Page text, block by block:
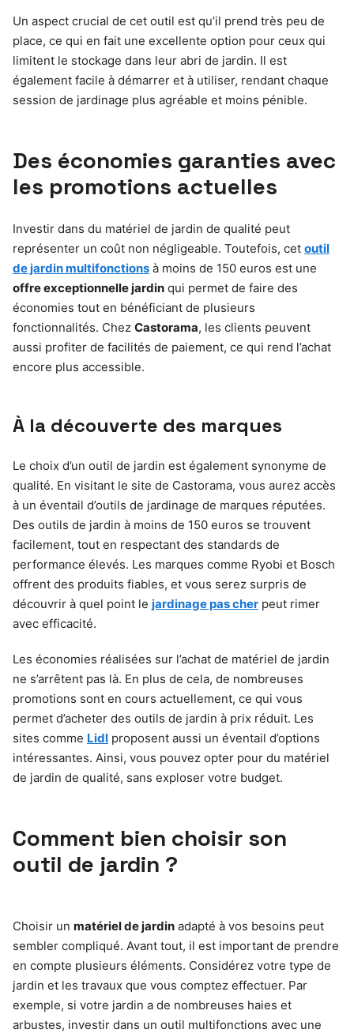
Un aspect crucial de cet outil est qu’il prend très peu de
place, ce qui en fait une excellente option pour ceux qui
limitent le stockage dans leur abri de jardin. Il est
également facile à démarrer et à utiliser, rendant chaque
session de jardinage plus agréable et moins pénible.
Des économies garanties avec
les promotions actuelles
Investir dans du matériel de jardin de qualité peut
représenter un coût non négligeable. Toutefois, cet outil
de jardin multifonctions à moins de 150 euros est une
offre exceptionnelle jardin qui permet de faire des
économies tout en bénéficiant de plusieurs
fonctionnalités. Chez Castorama, les clients peuvent
aussi profiter de facilités de paiement, ce qui rend l’achat
encore plus accessible.
À la découverte des marques
Le choix d’un outil de jardin est également synonyme de
qualité. En visitant le site de Castorama, vous aurez accès
à un éventail d’outils de jardinage de marques réputées.
Des outils de jardin à moins de 150 euros se trouvent
facilement, tout en respectant des standards de
performance élevés. Les marques comme Ryobi et Bosch
offrent des produits fiables, et vous serez surpris de
découvrir à quel point le jardinage pas cher peut rimer
avec efficacité.
Les économies réalisées sur l’achat de matériel de jardin
ne s’arrêtent pas là. En plus de cela, de nombreuses
promotions sont en cours actuellement, ce qui vous
permet d’acheter des outils de jardin à prix réduit. Les
sites comme Lidl proposent aussi un éventail d’options
intéressantes. Ainsi, vous pouvez opter pour du matériel
de jardin de qualité, sans exploser votre budget.
Comment bien choisir son
outil de jardin ?
Choisir un matériel de jardin adapté à vos besoins peut
sembler compliqué. Avant tout, il est important de prendre
en compte plusieurs éléments. Considérez votre type de
jardin et les travaux que vous comptez effectuer. Par
exemple, si votre jardin a de nombreuses haies et
arbustes, investir dans un outil multifonctions avec une